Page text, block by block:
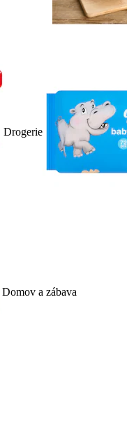
Drogerie
Domov a zábava